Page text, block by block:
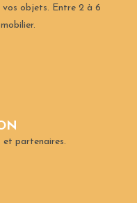
vos objets. Entre 2 à 6
et partenaires.